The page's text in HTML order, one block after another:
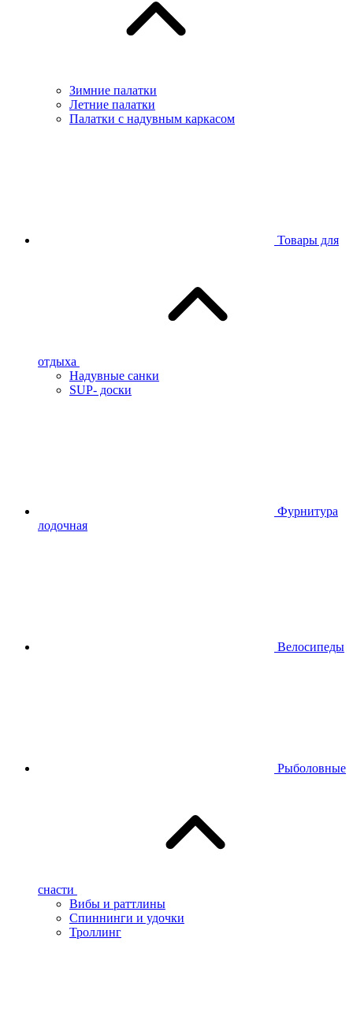
Зимние палатки
Летние палатки
Палатки с надувным каркасом
Товары для
отдыха
Надувные санки
SUP- доски
Фурнитура
лодочная
Велосипеды
Рыболовные
снасти
Вибы и раттлины
Спиннинги и удочки
Троллинг